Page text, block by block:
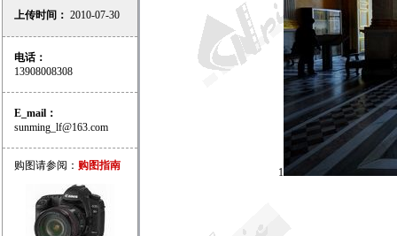
上传时间： 2010-07-30
电话：
13908008308
E_mail：
sunming_lf@163.com
购图请参阅： 购图指南
1